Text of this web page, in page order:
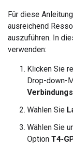
Für diese
ausreichend
auszuführen. In
verwenden:
Klicken Sie
Drop-down-
Wählen Sie
Wählen Sie
Option T4-